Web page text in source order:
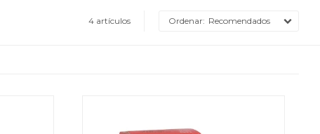
4 artículos Recomendados